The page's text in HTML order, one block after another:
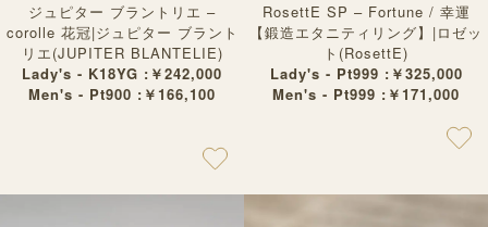
ジュピター ブラントリエ –
corolle 花冠|ジュピター ブラント
リエ(JUPITER BLANTELIE)
Lady's - K18YG :￥242,000
Men's - Pt900 :￥166,100
RosettE SP – Fortune / 幸運
【鍛造エタニティリング】|ロゼッ
ト(RosettE)
Lady's - Pt999 :￥325,000
Men's - Pt999 :￥171,000